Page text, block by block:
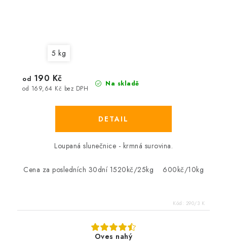
5 kg
Na skladě
od 169,64 Kč bez DPH
od 190 Kč
Loupaná slunečnice - krmná surovina.
Cena za posledních 30dní 1520kč/25kg 600kč/10kg
Kód: 290/3 K
Oves nahý